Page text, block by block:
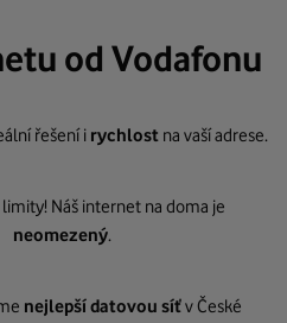
od Vodafonu
řešení i rychlost na vaší adrese.
Náš internet na doma je
neomezený.
nejlepší datovou síťv České